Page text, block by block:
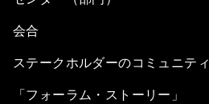
会合
ステークホルダーのコミュニティ
「フォーラム・ストーリー」